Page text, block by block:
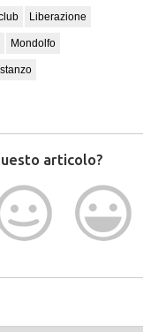
Liberazione
Mondolfo
articolo?